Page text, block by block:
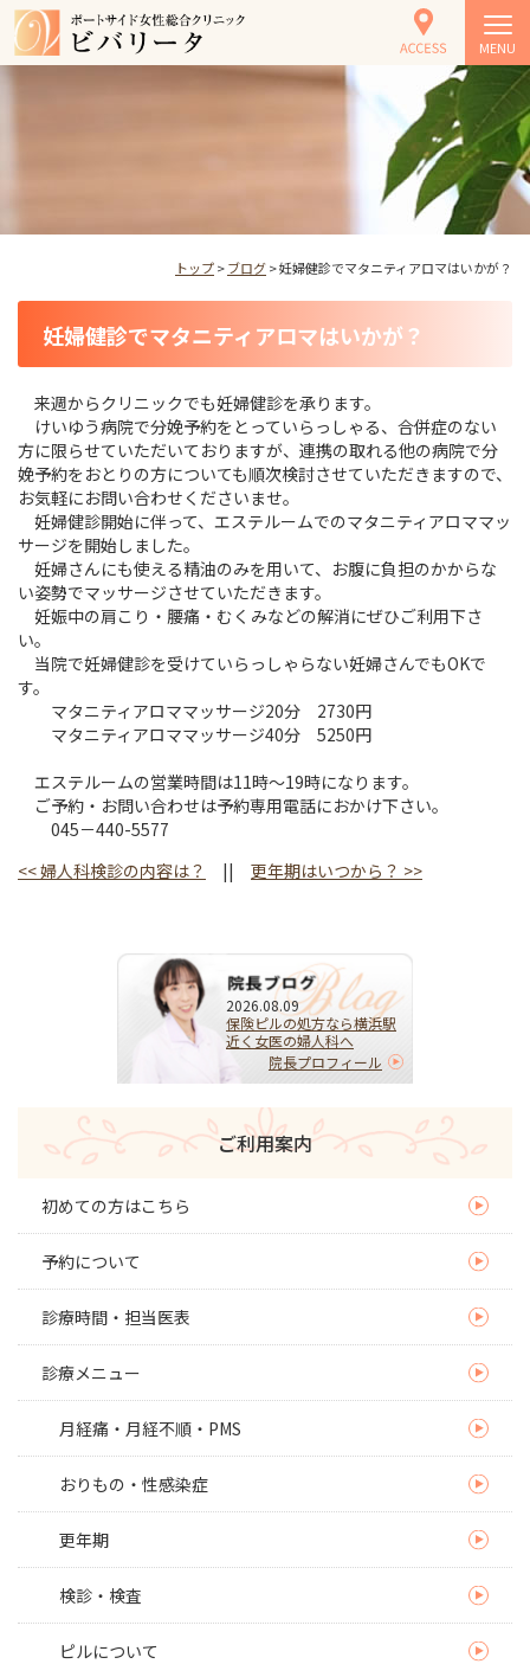
MENU
トップ>ブログ> 妊婦健診でマタニティアロマはいかが？
妊婦健診でマタニティアロマはいかが？
来週からクリニックでも妊婦健診を承ります。
けいゆう病院で分娩予約をとっていらっしゃる、合併症のない
方に限らせていただいておりますが、連携の取れる他の病院で分
娩予約をおとりの方についても順次検討させていただきますので、
お気軽にお問い合わせくださいませ。
妊婦健診開始に伴って、エステルームでのマタニティアロママッ
サージを開始しました。
妊婦さんにも使える精油のみを用いて、お腹に負担のかからな
い姿勢でマッサージさせていただきます。
妊娠中の肩こり・腰痛・むくみなどの解消にぜひご利用下さ
い。
当院で妊婦健診を受けていらっしゃらない妊婦さんでもOKで
す。
マタニティアロママッサージ20分 2730円
マタニティアロママッサージ40分 5250円
エステルームの営業時間は11時～19時になります。
ご予約・お問い合わせは予約専用電話におかけ下さい。
045－440-5577
<<婦人科検診の内容は？ || 更年期はいつから？ >>
2026.08.09
保険ピルの処方なら横浜駅
近く女医の婦人科へ
院長プロフィール
ご利用案内
初めての方はこちら
予約について
診療時間・担当医表
診療メニュー
月経痛・月経不順・PMS
おりもの・性感染症
更年期
検診・検査
ピルについて